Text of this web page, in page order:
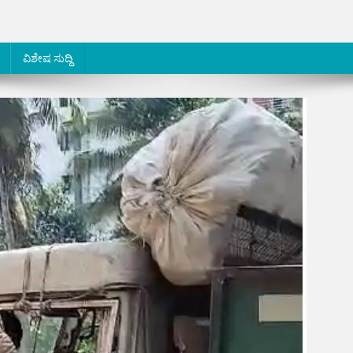
ವಿಶೇಷ ಸುದ್ದಿ